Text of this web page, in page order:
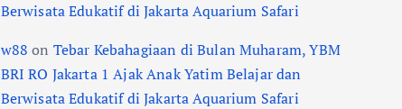
Berwisata Edukatif di Jakarta Aquarium Safari
w88 on Tebar Kebahagiaan di Bulan Muharam, YBM
BRI RO Jakarta 1 Ajak Anak Yatim Belajar dan
Berwisata Edukatif di Jakarta Aquarium Safari